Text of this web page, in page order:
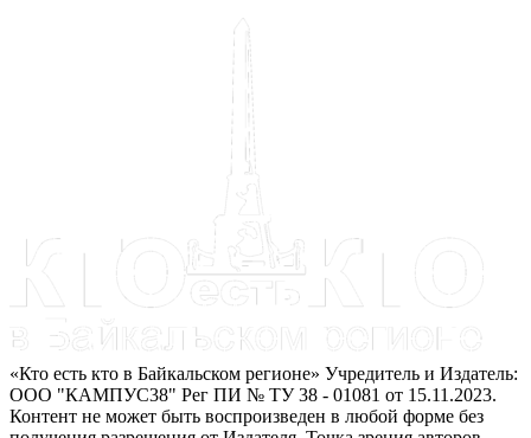
«Кто есть кто в Байкальском регионе» Учредитель и Издатель:
ООО "КАМПУС38" Рег ПИ № ТУ 38 - 01081 от 15.11.2023.
Контент не может быть воспроизведен в любой форме без